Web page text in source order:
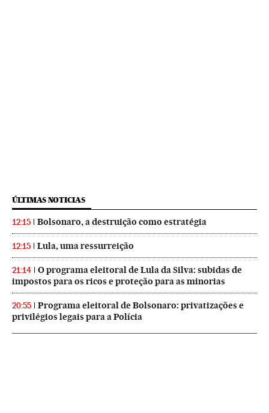
ÚLTIMAS NOTICIAS
12:15 Bolsonaro, a destruição como estratégia
12:15 Lula, uma ressurreição
21:14
O programa eleitoral de Lula da Silva: subidas de
impostos para os ricos e proteção para as minorias
20:55
Programa eleitoral de Bolsonaro: privatizações e
privilégios legais para a Polícia